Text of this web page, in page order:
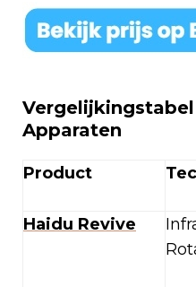
Apparaten
Product
Haidu Revive